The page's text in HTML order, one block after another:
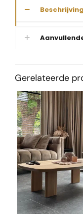
Beschrijving
Gerelateerde